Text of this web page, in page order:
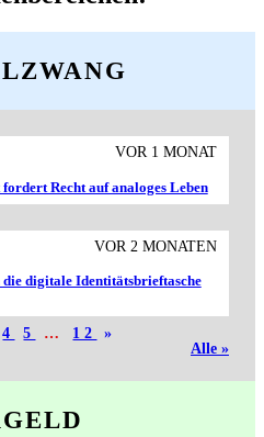
VOR 1 MONAT
Recht auf analoges Leben
VOR 2 MONATEN
digitale Identitäts­brieftasche
4 5 … 12
»
Alle »